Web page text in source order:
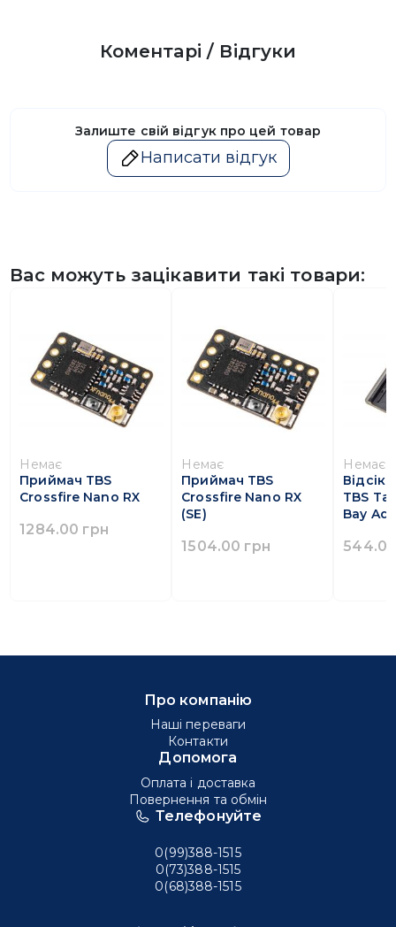
Коментарі / Відгуки
Залиште свій відгук про цей товар
Написати відгук
Вас можуть зацікавити такі товари:
Немає
Приймач TBS
Crossfire Nano RX
1284.00 грн
Немає
Приймач TBS
Crossfire Nano RX
(SE)
1504.00 грн
Немає
Відсік
TBS
Bay
Телефонуйте
0(99)388-1515
0(73)388-1515
0(68)388-1515
Про компанію
Наші переваги
Контакти
Допомога
Оплата і доставка
Повернення та обмін